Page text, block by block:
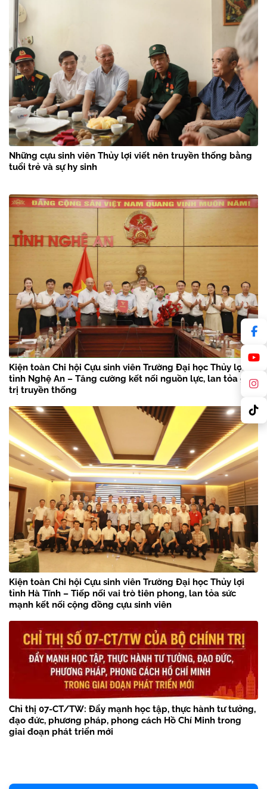
Những cựu sinh viên Thủy lợi viết nên truyền thống bằng
tuổi trẻ và sự hy sinh
Kiện toàn Chi hội Cựu sinh viên Trường Đại học Thủy lợi
tỉnh Nghệ An – Tăng cường kết nối nguồn lực, lan tỏa giá
trị truyền thống
Kiện toàn Chi hội Cựu sinh viên Trường Đại học Thủy lợi
tỉnh Hà Tĩnh – Tiếp nối vai trò tiên phong, lan tỏa sức
mạnh kết nối cộng đồng cựu sinh viên
Chỉ thị 07-CT/TW: Đẩy mạnh học tập, thực hành tư tưởng,
đạo đức, phương pháp, phong cách Hồ Chí Minh trong
giai đoạn phát triển mới